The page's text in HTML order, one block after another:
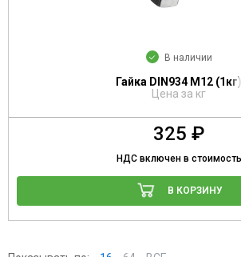
В наличии
Гайка DIN934 М12 (1кг)
Цена за кг
325 ₽
НДС включен в стоимость
В КОРЗИНУ